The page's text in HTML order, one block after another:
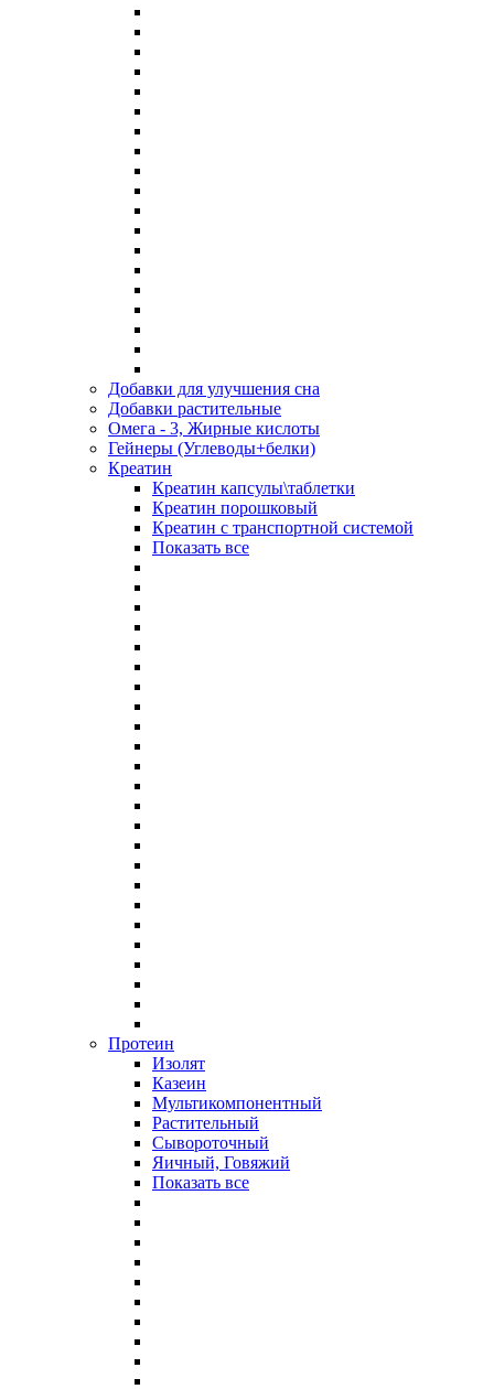
Добавки для улучшения сна
Добавки растительные
Омега - 3, Жирные кислоты
Гейнеры (Углеводы+белки)
Креатин
Креатин капсулы\таблетки
Креатин порошковый
Креатин с транспортной системой
Показать все
Протеин
Изолят
Казеин
Мультикомпонентный
Растительный
Сывороточный
Яичный, Говяжий
Показать все